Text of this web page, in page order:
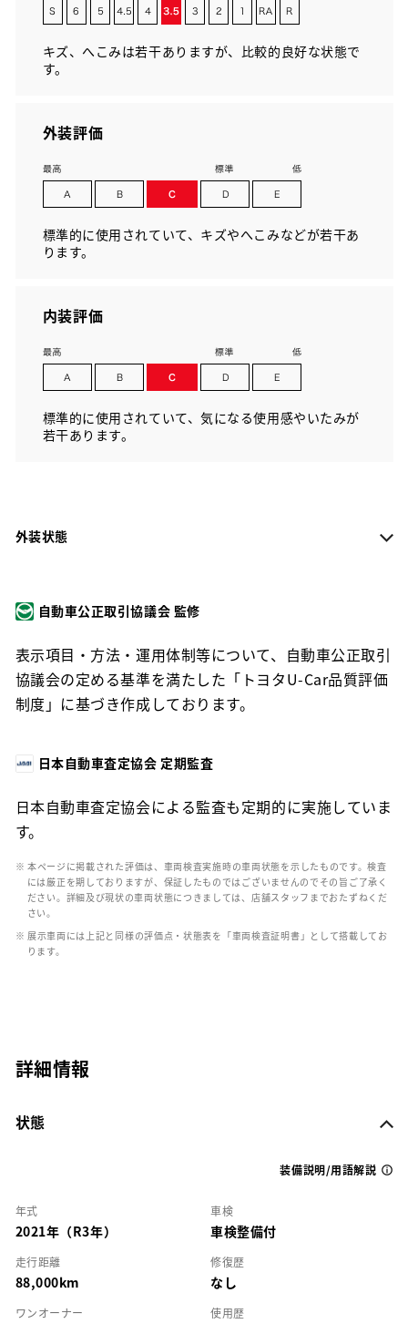
キズ、へこみは若干ありますが、比較的良好な状態で
す。
外装評価
標準的に使用されていて、キズやへこみなどが若干あ
ります。
内装評価
標準的に使用されていて、気になる使用感やいたみが
若干あります。
外装状態
自動車公正取引協議会 監修
表示項目・方法・運用体制等について、自動車公正取引
協議会の定める基準を満たした「トヨタU-Car品質評価
制度」に基づき作成しております。
日本自動車査定協会 定期監査
日本自動車査定協会による監査も定期的に実施していま
す。
※ 本ページに掲載された評価は、車両検査実施時の車両状態を示したものです。検査
には厳正を期しておりますが、保証したものではございませんのでその旨ご了承く
ださい。詳細及び現状の車両状態につきましては、店舗スタッフまでおたずねくだ
さい。
※ 展示車両には上記と同様の評価点・状態表を「車両検査証明書」として搭載してお
ります。
詳細情報
状態
装備説明/用語解説
年式
2021年（R3年）
車検
車検整備付
走行距離
88,000km
修復歴
なし
ワンオーナー 使用歴